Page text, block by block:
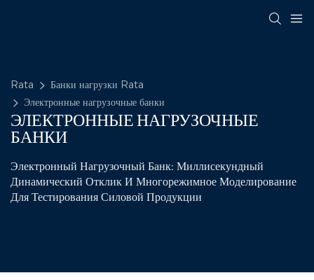
Rata
Банки нагрузки Rata
Электронные нагрузочные банки
ЭЛЕКТРОННЫЕ НАГРУЗОЧНЫЕ
БАНКИ
Электронный Нагрузочный Банк: Миллисекундный
Динамический Отклик И Многорежимное Моделирование
Для Тестирования Силовой Продукции